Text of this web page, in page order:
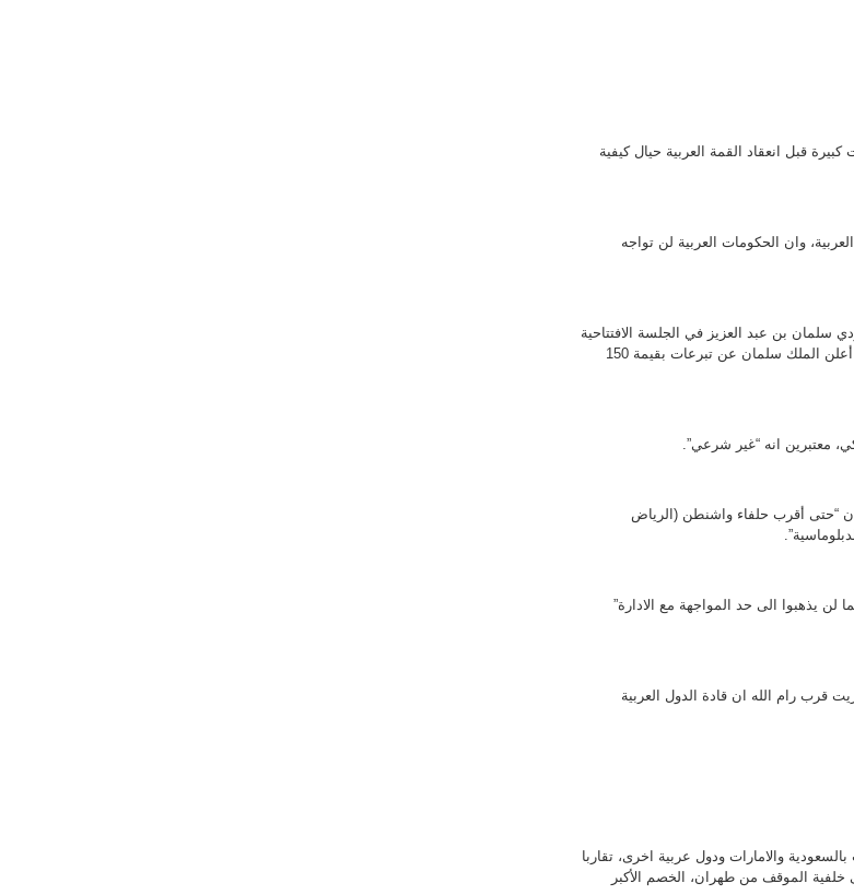
قبل انعقاد القمة العربية حيال كيفية
وان الحكومات العربية لن تواجه
بن عبد العزيز في الجلسة الافتتاحية
بقرار الولايات المتحدة، ولحقه في ذلك زعماء دول عربية آخرون. كما أعلن الملك سلمان عن تبرعات بقيمة 150
معتبرين انه “غير شرعي”.
أقرب حلفاء واشنطن (الرياض
يذهبوا الى حد المواجهة مع الادارة”
قرب رام الله ان قادة الدول العربية
والامارات ودول عربية اخرى، تقاربا
خلفية الموقف من طهران، الخصم الأكبر